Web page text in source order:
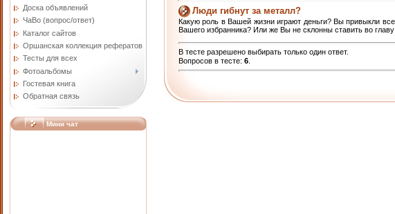
Доска объявлений
ЧаВо (вопрос/ответ)
Каталог сайтов
Оршанская коллекция рефератов
Тесты для всех
Фотоальбомы
Гостевая книга
Обратная связь
Мини чат
Люди гибнут за металл?
Какую роль в Вашей жизни играют деньги? Вы привыкли
Вашего избранника? Или же Вы не склонны ставить во
В тесте разрешено выбирать только один ответ.
Вопросов в тесте: 6